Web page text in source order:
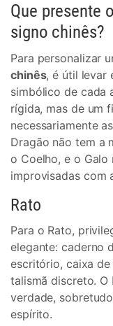
Que presente
signo chinês?
Para personalizar
chinês, é útil levar
simbólico de cada
rígida, mas de um
necessariamente
Dragão não tem a
o Coelho, e o Galo
improvisadas com
Rato
Para o Rato,
elegante: caderno
escritório, caixa
talismã discreto. O
verdade,
espírito.